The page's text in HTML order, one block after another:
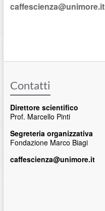
caffescienza@unimore.it
Contatti
Direttore scientifico
Prof. Marcello Pinti
Segreteria organizzativa
Fondazione Marco Biagi
caffescienza@unimore.it